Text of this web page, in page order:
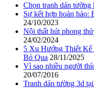
Chọn tranh dán
Sự kết hợp hoàn hảo:
24/10/2023
Nội thất hút phong
24/02/2024
5 Xu Hướng Thiết
Bỏ Qua 28/11/2025
Vì sao nhiều người
20/07/2016
Tranh dán tường 3d